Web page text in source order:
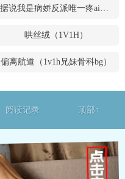
据说我是病娇反派唯一疼ai的妹妹（兄妹骨）
哄丝绒（1V1H）
偏离航道（1v1h兄妹骨科bg）
阅读记录 顶部↑